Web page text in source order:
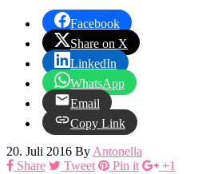
Facebook
Share on X
LinkedIn
WhatsApp
Email
Copy Link
20. Juli 2016 ByAntonella
Share
Tweet Pin it +1